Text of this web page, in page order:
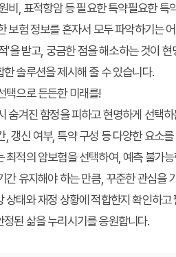
비, 표적항암 등 필요한 특약필요한 특
보험 정보를 혼자서 모두 파악하기는
'을 받고, 궁금한 점을 해소하는 것이
솔루션을 제시해 줄 수 있습니다.
택으로 든든한 미래를!
숨겨진 함정을 피하고 현명하게 선택
, 갱신 여부, 특약 구성 등 다양한 요소
최적의 암보험을 선택하여, 예측 불가
간 유지해야 하는 만큼, 꾸준한 관심
상태와 재정 상황에 적합한지 확인하
된 삶을 누리시기를 응원합니다.